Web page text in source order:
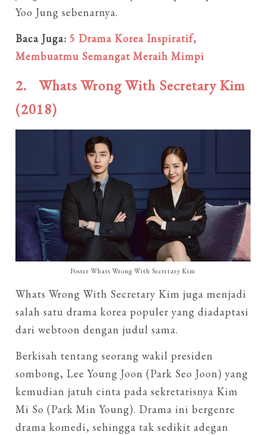
Yoo Jung sebenarnya.
Baca Juga: 5 Drama Korea Inspiratif,
Membuatmu Semangat Meraih Mimpi
2.
Whats Wrong With Secretary Kim
(2018)
Poster Whats Wrong With Secretary Kim
Whats Wrong With Secretary Kim juga menjadi
salah satu drama korea populer yang diadaptasi
dari webtoon dengan judul sama.
Berkisah tentang seorang wakil presiden
sombong, Lee Young Joon (Park Seo Joon) yang
kemudian jatuh cinta pada sekretarisnya Kim
Mi So (Park Min Young). Drama ini bergenre
drama komedi, sehingga tak sedikit adegan